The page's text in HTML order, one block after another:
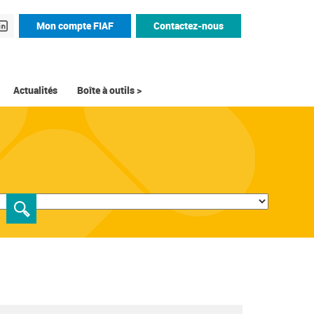
Mon compte FIAF Contactez-nous
Actualités Boîte à outils >